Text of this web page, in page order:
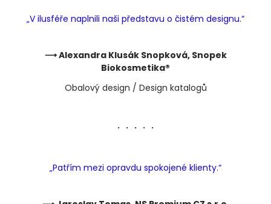
„V ilusféře naplnili naši představu o čistém designu.“
⟶ Alexandra Klusák Snopková, Snopek
Biokosmetika®
Obalový design / Design katalogů
・・・・・
„Patřím mezi opravdu spokojené klienty.“